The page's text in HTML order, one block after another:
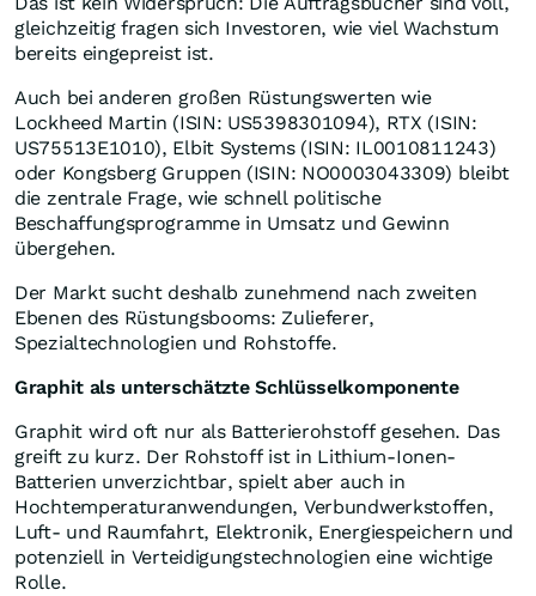
gleichzeitig fragen sich Investoren, wie viel Wachstum
bereits eingepreist ist.
Auch bei anderen großen Rüstungswerten wie
Lockheed Martin (ISIN: US5398301094), RTX (ISIN:
US75513E1010), Elbit Systems (ISIN: IL0010811243)
oder Kongsberg Gruppen (ISIN: NO0003043309) bleibt
die zentrale Frage, wie schnell politische
Beschaffungsprogramme in Umsatz und Gewinn
übergehen.
Der Markt sucht deshalb zunehmend nach zweiten
Ebenen des Rüstungsbooms: Zulieferer,
Spezialtechnologien und Rohstoffe.
Graphit als unterschätzte Schlüsselkomponente
Graphit wird oft nur als Batterierohstoff gesehen. Das
greift zu kurz. Der Rohstoff ist in Lithium-Ionen-
Batterien unverzichtbar, spielt aber auch in
Hochtemperaturanwendungen, Verbundwerkstoffen,
Luft- und Raumfahrt, Elektronik, Energiespeichern und
potenziell in Verteidigungstechnologien eine wichtige
Rolle.